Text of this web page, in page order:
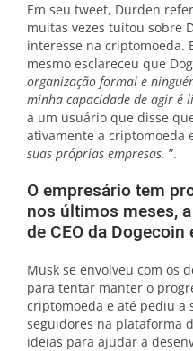
Em seu tweet, Durden
muitas vezes tuitou sobre
interesse na criptomoeda.
mesmo esclareceu que
organização formal e
minha capacidade de agir é
a um usuário que disse
ativamente a criptomoeda
suas próprias empresas. ”.
O empresário tem
nos últimos meses,
de CEO da Dogecoin
Musk se envolveu com os
para tentar manter o
criptomoeda e até pediu a
seguidores na plataforma
ideias para ajudar a